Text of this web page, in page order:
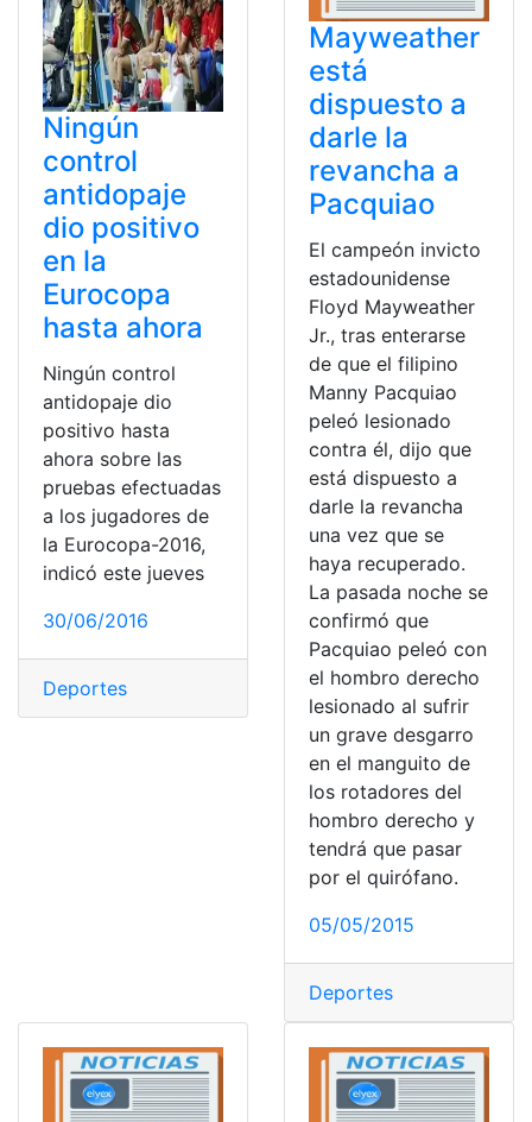
Ningún
control
antidopaje
dio positivo
en la
Eurocopa
hasta ahora
Ningún control
antidopaje dio
positivo hasta
ahora sobre las
pruebas efectuadas
a los jugadores de
la Eurocopa-2016,
indicó este jueves
30/06/2016
Deportes
Mayweather
está
dispuesto a
darle la
revancha a
Pacquiao
El campeón invicto
estadounidense
Floyd Mayweather
Jr., tras enterarse
de que el filipino
Manny Pacquiao
peleó lesionado
contra él, dijo que
está dispuesto a
darle la revancha
una vez que se
haya recuperado.
La pasada noche se
confirmó que
Pacquiao peleó con
el hombro derecho
lesionado al sufrir
un grave desgarro
en el manguito de
los rotadores del
hombro derecho y
tendrá que pasar
por el quirófano.
05/05/2015
Deportes